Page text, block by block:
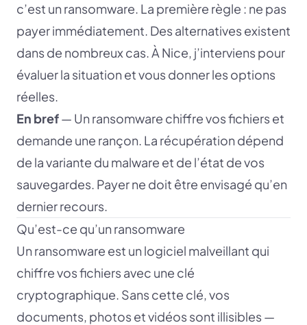
c’est un ransomware. La première règle : ne pas
payer immédiatement. Des alternatives existent
dans de nombreux cas. À Nice, j’interviens pour
évaluer la situation et vous donner les options
réelles.
En bref— Un ransomware chiffre vos fichiers et
demande une rançon. La récupération dépend
de la variante du malware et de l’état de vos
sauvegardes. Payer ne doit être envisagé qu’en
dernier recours.
Qu’est-ce qu’un ransomware
Un ransomware est un logiciel malveillant qui
chiffre vos fichiers avec une clé
cryptographique. Sans cette clé, vos
documents, photos et vidéos sont illisibles —